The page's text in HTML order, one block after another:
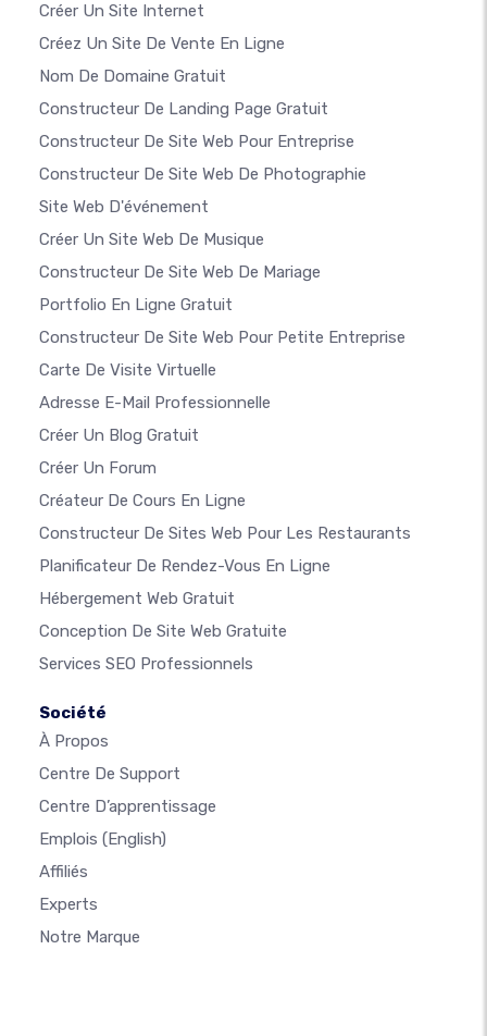
Créer Un Site Internet
Créez Un Site De Vente En Ligne
Nom De Domaine Gratuit
Constructeur De Landing Page Gratuit
Constructeur De Site Web Pour Entreprise
Constructeur De Site Web De Photographie
Site Web D'événement
Créer Un Site Web De Musique
Constructeur De Site Web De Mariage
Portfolio En Ligne Gratuit
Constructeur De Site Web Pour Petite Entreprise
Carte De Visite Virtuelle
Adresse E-Mail Professionnelle
Créer Un Blog Gratuit
Créer Un Forum
Créateur De Cours En Ligne
Constructeur De Sites Web Pour Les Restaurants
Planificateur De Rendez-Vous En Ligne
Hébergement Web Gratuit
Conception De Site Web Gratuite
Services SEO Professionnels
Société
À Propos
Centre De Support
Centre D’apprentissage
Emplois (English)
Affiliés
Experts
Notre Marque